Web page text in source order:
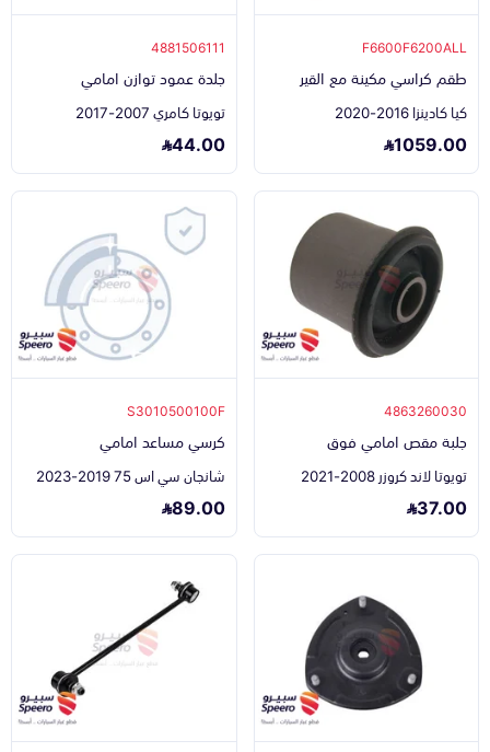
F6600F6200ALL
طقم كراسي مكينة مع القير
كيا كادينزا 2016-2020
1059.00
4881506111
جلدة عمود توازن امامي
تويوتا كامري 2007-2017
44.00
4863260030
جلبة مقص امامي فوق
تويوتا لاند كروزر 2008-2021
37.00
S3010500100F
كرسي مساعد امامي
شانجان سي اس 75 2019-2023
89.00